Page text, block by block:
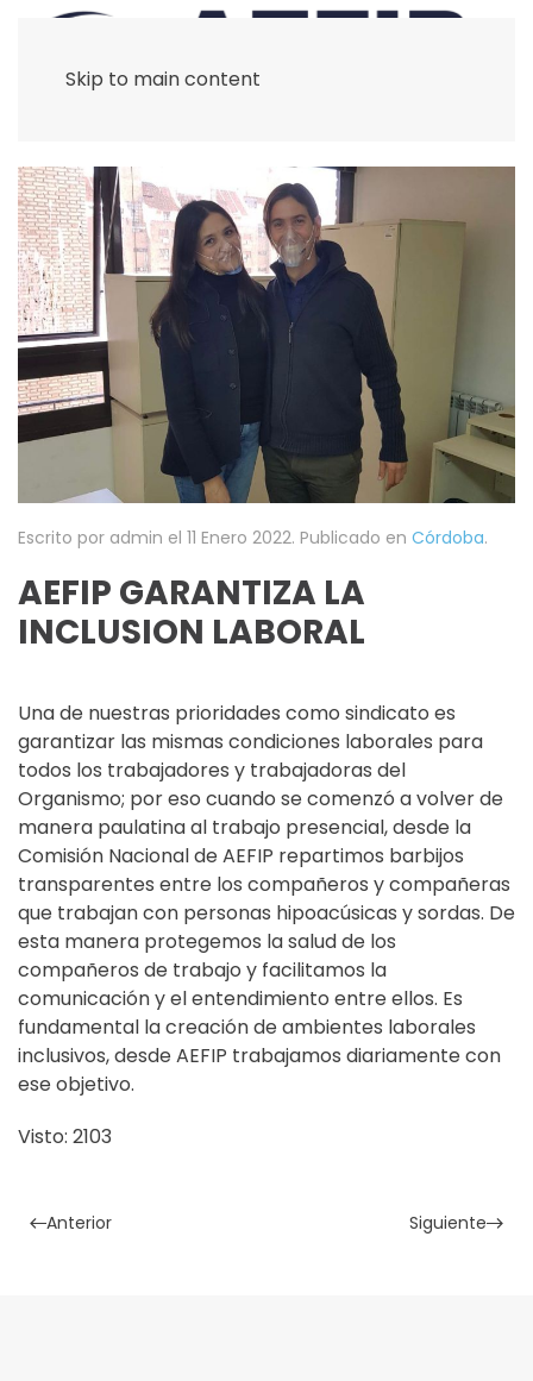
Skip to main content
Escrito por admin el 11 Enero 2022. Publicado en Córdoba.
AEFIP GARANTIZA LA
INCLUSION LABORAL
Una de nuestras prioridades como sindicato es
garantizar las mismas condiciones laborales para
todos los trabajadores y trabajadoras del
Organismo; por eso cuando se comenzó a volver de
manera paulatina al trabajo presencial, desde la
Comisión Nacional de AEFIP repartimos barbijos
transparentes entre los compañeros y compañeras
que trabajan con personas hipoacúsicas y sordas. De
esta manera protegemos la salud de los
compañeros de trabajo y facilitamos la
comunicación y el entendimiento entre ellos. Es
fundamental la creación de ambientes laborales
inclusivos, desde AEFIP trabajamos diariamente con
ese objetivo.
Visto: 2103
Anterior Siguiente